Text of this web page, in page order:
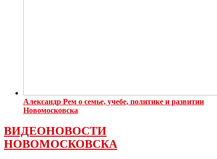
Александр Рем о семье, учебе, политике и развитии
Новомосковска
ВИДЕОНОВОСТИ
НОВОМОСКОВСКА